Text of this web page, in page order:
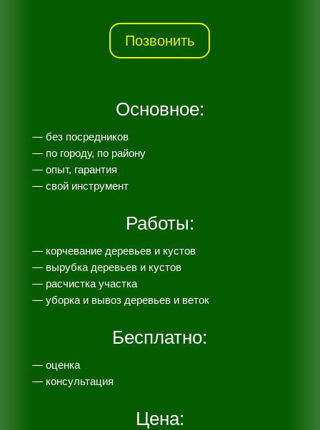
Позвонить
Основное:
— без посредников
— по городу, по району
— опыт, гарантия
— свой инструмент
Работы:
— корчевание деревьев и кустов
— вырубка деревьев и кустов
— расчистка участка
— уборка и вывоз деревьев и веток
Бесплатно:
— оценка
— консультация
Цена: